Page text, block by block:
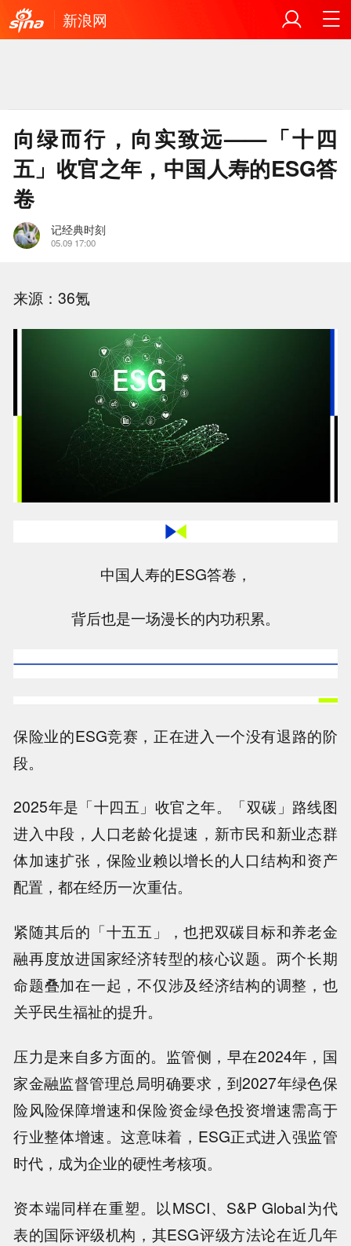
新浪网
向绿而行，向实致远——「十四
五」收官之年，中国人寿的ESG答
卷
记经典时刻
05.09 17:00
来源：36氪
中国人寿的ESG答卷，
背后也是一场漫长的内功积累。
保险业的ESG竞赛，正在进入一个没有退路的阶
段。
2025年是「十四五」收官之年。「双碳」路线图
进入中段，人口老龄化提速，新市民和新业态群
体加速扩张，保险业赖以增长的人口结构和资产
配置，都在经历一次重估。
紧随其后的「十五五」，也把双碳目标和养老金
融再度放进国家经济转型的核心议题。两个长期
命题叠加在一起，不仅涉及经济结构的调整，也
关乎民生福祉的提升。
压力是来自多方面的。监管侧，早在2024年，国
家金融监督管理总局明确要求，到2027年绿色保
险风险保障增速和保险资金绿色投资增速需高于
行业整体增速。这意味着，ESG正式进入强监管
时代，成为企业的硬性考核项。
资本端同样在重塑。以MSCI、S&P Global为代
表的国际评级机构，其ESG评级方法论在近几年